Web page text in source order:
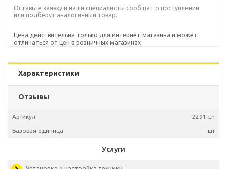
Оставьте заявку и наши специалисты сообщат о поступлении
или подберут аналогичный товар.
Цена действительна только для интернет-магазина и может
отличаться от цен в розничных магазинах
Характеристики
Отзывы